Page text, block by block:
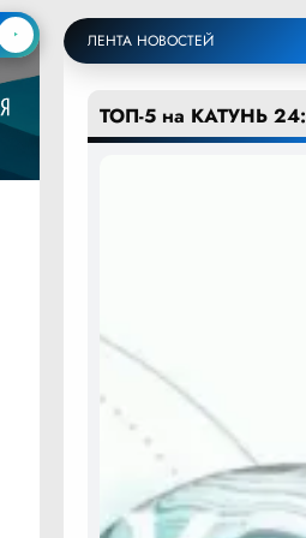
ЛЕНТА НОВОСТЕЙ
ТОП-5 на КАТУНЬ 24: